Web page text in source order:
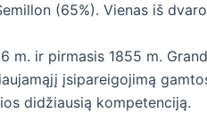
(65%). Vienas iš
m. ir pirmasis 1855 m.
įsipareigojimą
didžiausią kompetenciją.